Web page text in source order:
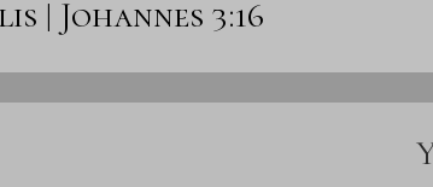
| Johannes 3:16